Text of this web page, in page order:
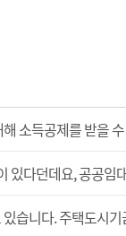
소득공제를 받을
있다던데요, 공공임
습니다. 주택도시